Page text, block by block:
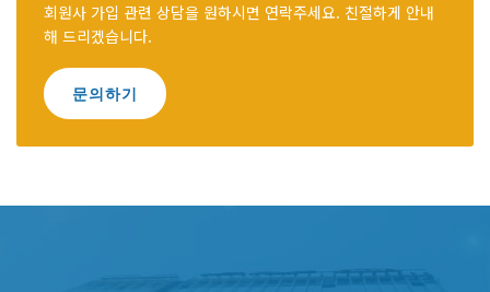
회원사 가입 관련 상담을 원하시면 연락주세요. 친절하게 안내
해 드리겠습니다.
문의하기